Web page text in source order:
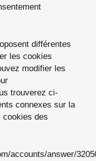
différentes
les cookies
modifier les
trouverez ci-
connexes sur la
cookies des
accounts/answer/